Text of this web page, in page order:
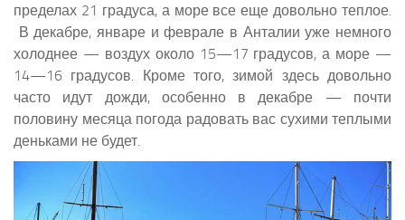
пределах 21 градуса, а море все еще довольно теплое.
В декабре, январе и феврале в Анталии уже немного
холоднее — воздух около 15—17 градусов, а море —
14—16 градусов. Кроме того, зимой здесь довольно
часто идут дожди, особенно в декабре — почти
половину месяца погода радовать вас сухими теплыми
деньками не будет.